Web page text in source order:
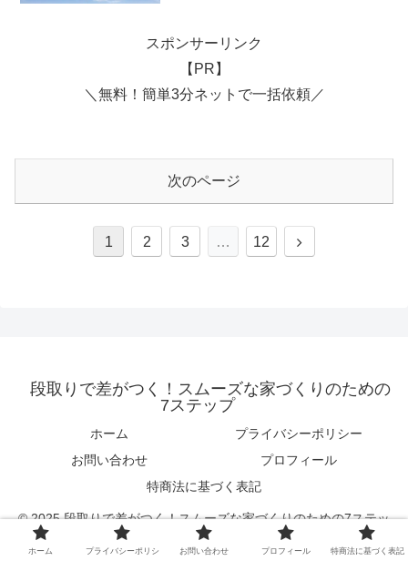
スポンサーリンク
【PR】
＼無料！簡単3分ネットで一括依頼／
次のページ
1 2 3 … 12
次
段取りで差がつく！スムーズな家づくりのための
7ステップ
ホーム
プライバシーポリシー
お問い合わせ
プロフィール
特商法に基づく表記
© 2025 段取りで差がつく！スムーズな家づくりのための7ステッ
プ.
ホーム
プライバシーポリシ
お問い合わせ プロフィール 特商法に基づく表記